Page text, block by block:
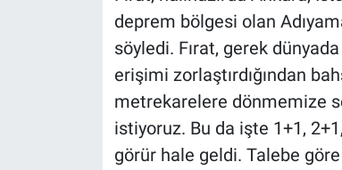
deprem bölgesi olan
söyledi. Fırat, gerek
erişimi zorlaştırdığından
metrekarelere dönmemize
istiyoruz. Bu da işte 1+1,
görür hale geldi. Talebe